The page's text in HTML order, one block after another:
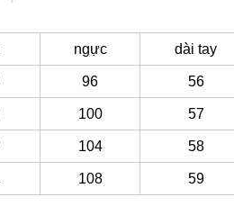
ngực dài tay
96 56
100 57
104 58
108 59